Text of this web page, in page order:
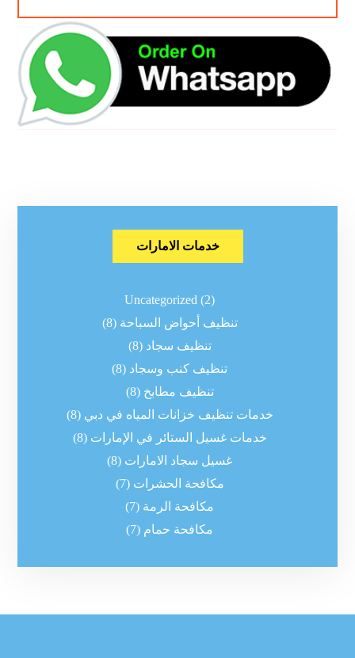
خدمات الامارات
Uncategorized (2)
تنظيف أحواض السباحة (8)
تنظيف سجاد (8)
تنظيف كنب وسجاد (8)
تنظيف مطابخ (8)
خدمات تنظيف خزانات المياه في دبي (8)
خدمات غسيل الستائر في الإمارات (8)
غسيل سجاد الامارات (8)
مكافحة الحشرات (7)
مكافحة الرمة (7)
مكافحة حمام (7)